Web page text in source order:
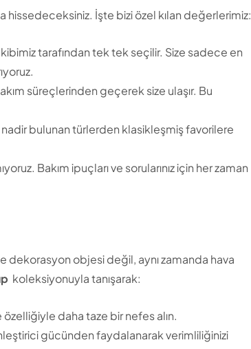
İşte bizi özel kılan değerlerimiz:
tarafından tek tek seçilir. Size sadece en
süreçlerinden geçerek size ulaşır. Bu
bulunan türlerden klasikleşmiş favorilere
Bakım ipuçları ve sorularınız için her zaman
dekorasyon objesi değil, aynı zamanda hava
koleksiyonuyla tanışarak:
daha taze bir nefes alın.
gücünden faydalanarak verimliliğinizi